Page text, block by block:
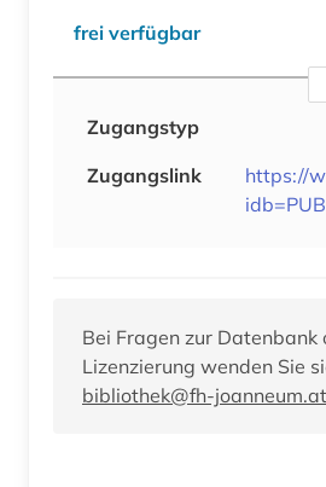
frei verfügbar
Zugangstyp
Zugangslink
https://
Bei Fragen zur Datenbank
Lizenzierung wenden Sie
bibliothek@fh-joanneum.at